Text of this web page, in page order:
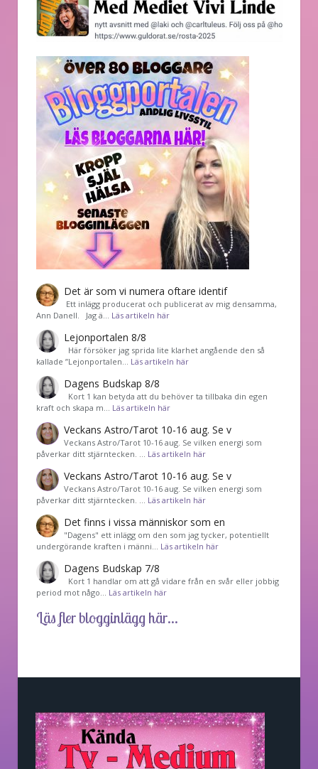
Det är som vi numera oftare identif
͏ Ett inlägg producerat och publicerat av mig densamma,
Ann Danell. Jag ä… Läs artikeln här
Lejonportalen 8/8
Här försöker jag sprida lite klarhet angående den så
kallade ”Lejonportalen… Läs artikeln här
Dagens Budskap 8/8
Kort 1 kan betyda att du behöver ta tillbaka din egen
kraft och skapa m… Läs artikeln här
Veckans Astro/Tarot 10-16 aug. Se v
Veckans Astro/Tarot 10-16 aug. Se vilken energi som
påverkar ditt stjärntecken. … Läs artikeln här
Veckans Astro/Tarot 10-16 aug. Se v
Veckans Astro/Tarot 10-16 aug. Se vilken energi som
påverkar ditt stjärntecken. … Läs artikeln här
Det finns i vissa människor som en
"Dagens" ett inlägg om den som jag tycker, potentiellt
undergörande kraften i männi… Läs artikeln här
Dagens Budskap 7/8
Kort 1 handlar om att gå vidare från en svår eller jobbig
period mot någo… Läs artikeln här
Läs fler blogginlägg här...